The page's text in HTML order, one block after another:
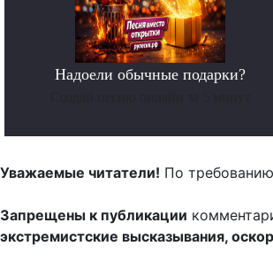
Надоели обычные подарки?
Уважаемые читатели! По
Запрещены к публикации
экстремистские высказывания,